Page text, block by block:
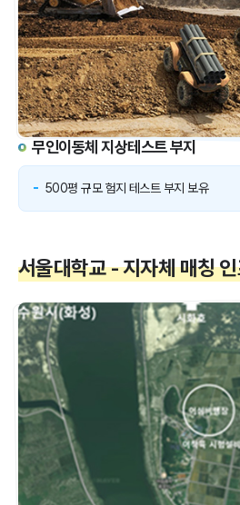
무인이동체 지상테스트 부지
500평 규모 험지 테스트 부지 보유
서울대학교 - 지자체 매칭